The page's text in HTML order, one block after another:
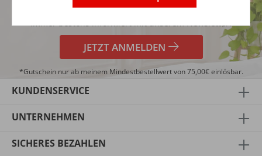
TRENDBUY24 NEWSLETTER
Immer bestens informiert mit unserem Newsletter!
JETZT ANMELDEN
*Gutschein nur ab meinem Mindestbestellwert von 75,00€ einlösbar.
KUNDENSERVICE
UNTERNEHMEN
SICHERES BEZAHLEN